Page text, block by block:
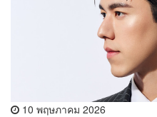
10 พฤษภาคม 2026